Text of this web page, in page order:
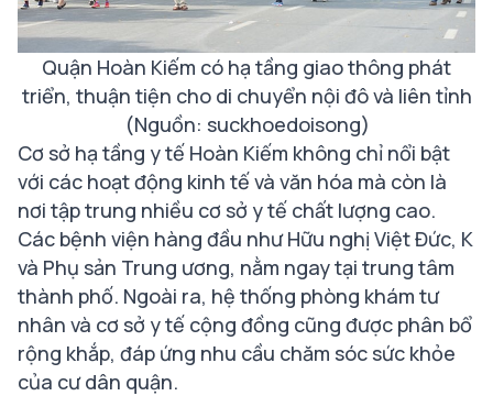
Quận Hoàn Kiếm có hạ tầng giao thông phát
triển, thuận tiện cho di chuyển nội đô và liên tỉnh
(Nguồn: suckhoedoisong)
Cơ sở hạ tầng y tế Hoàn Kiếm không chỉ nổi bật
với các hoạt động kinh tế và văn hóa mà còn là
nơi tập trung nhiều cơ sở y tế chất lượng cao.
Các bệnh viện hàng đầu như Hữu nghị Việt Đức, K
và Phụ sản Trung ương, nằm ngay tại trung tâm
thành phố. Ngoài ra, hệ thống phòng khám tư
nhân và cơ sở y tế cộng đồng cũng được phân bổ
rộng khắp, đáp ứng nhu cầu chăm sóc sức khỏe
của cư dân quận.